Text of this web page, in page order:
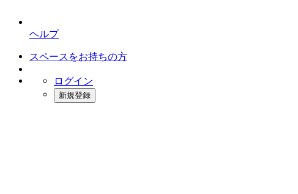
ヘルプ
スペースをお持ちの方
ログイン
新規登録